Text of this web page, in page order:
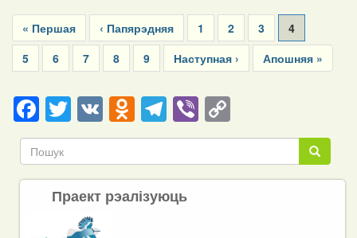
Pagination
First
page
« Першая
Previous
page
‹ Папярэдняя Page
1 Page
2 Page
3
Current
page
4
Page
5 Page
6 Page
7 Page
8 Page
9
Next
page
Наступная ›
Last
page
Апошняя »
Facebook
Twitter
VKOdnoklassniki
Telegram
ViberCopy
Link Пошук
Пошук
Праект рэалізуюць